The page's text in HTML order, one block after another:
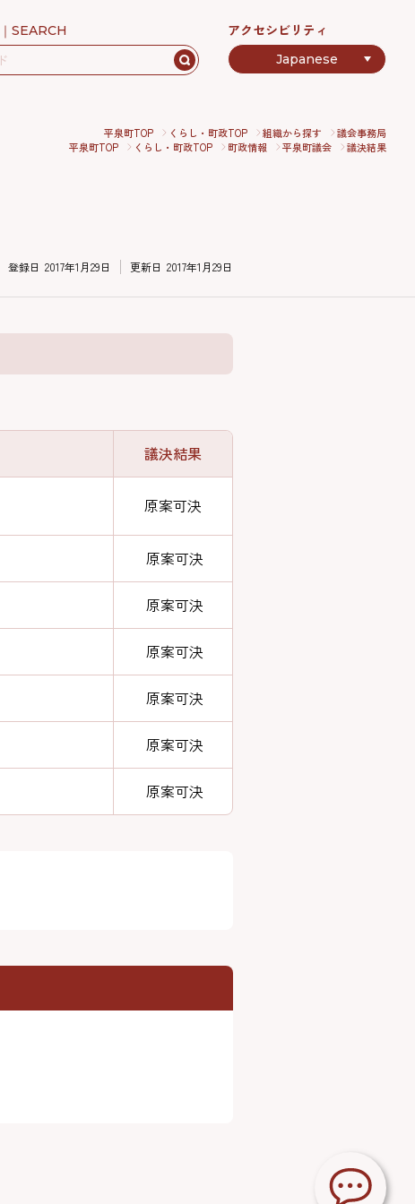
SEARCH アクセシビリティ
平泉町TOP くらし・町政TOP 組織から探す
議会事務局
平泉町TOP
くらし・町政TOP 町政情報 平泉町議会 議決結果
登録日 2017年1月29日 更新日 2017年1月29日
議決結果
原案可決
原案可決
原案可決
原案可決
原案可決
原案可決
原案可決